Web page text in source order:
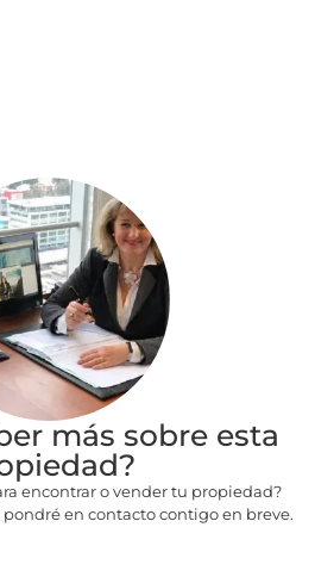
más sobre esta
encontrar o vender tu propiedad?
en contacto contigo en breve.